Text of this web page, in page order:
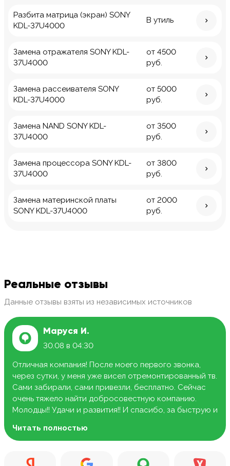
Разбита матрица (экран) SONY
KDL-37U4000
В утиль
Замена отражателя SONY KDL-
37U4000
от 4500
руб.
Замена рассеивателя SONY
KDL-37U4000
от 5000
руб.
Замена NAND SONY KDL-
37U4000
от 3500
руб.
Замена процессора SONY KDL-
37U4000
от 3800
руб.
Замена материнской платы
SONY KDL-37U4000
от 2000
руб.
Реальные отзывы
Данные отзывы взяты из независимых источников
Маруся И.
30.08 в 04:30
Отличная компания! После моего первого звонка,
через сутки, у меня уже висел отремонтированный тв.
Сами забирали, сами привезли, бесплатно. Сейчас
очень тяжело найти добросовестную компанию.
Молодцы!! Удачи и развития!! И спасибо, за быструю и
Читать полностью